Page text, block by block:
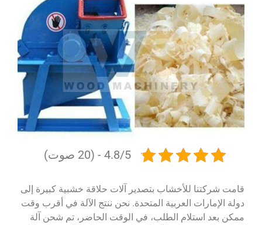
4.8/5 - (20 صوت)
قامت شركتنا للأخشاب بتصدير آلات حلاقة خشبية كبيرة إلى
دولة الإمارات العربية المتحدة. نحن ننتج الآلة في أقرب وقت
ممكن بعد استلام الطلب، في الوقت الحاضر، تم شحن آلة